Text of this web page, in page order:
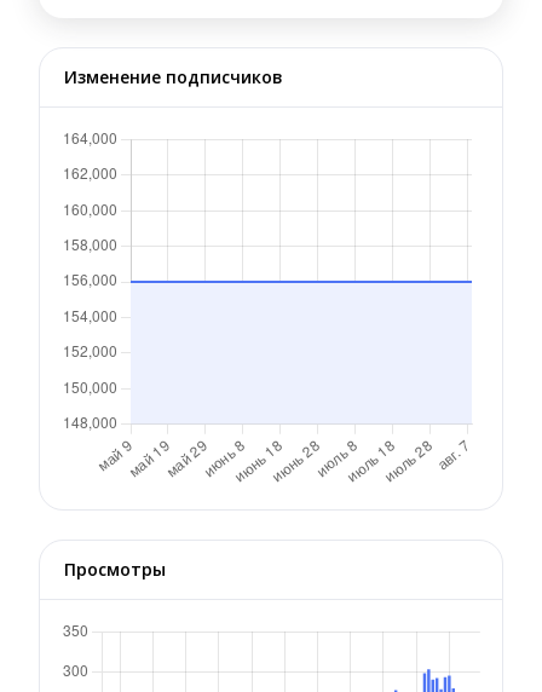
Изменение подписчиков
Просмотры